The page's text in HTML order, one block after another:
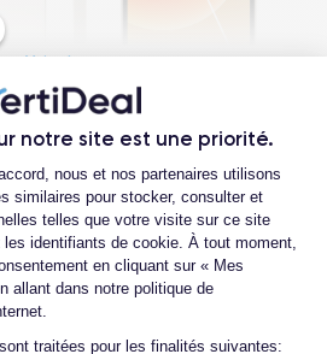
notre site est une priorité.
du
nous et nos partenaires utilisons
similaires pour stocker, consulter et
telles que votre visite sur ce site
identifiants de cookie. À tout moment,
en cliquant sur « Mes
allant dans notre politique de
traitées pour les finalités suivantes:
consent
et poids iPhone 12
Système exploit.
iOS (iOS 26)
Voir plus
de vie d'un iPhone 12
disponibles sur
entre un iPhone